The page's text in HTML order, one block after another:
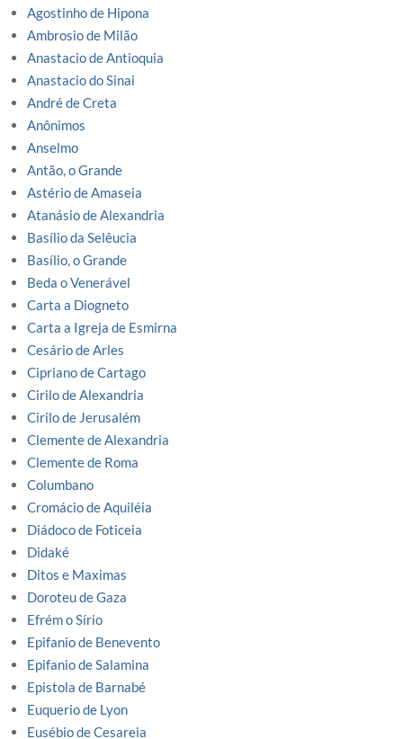
Agostinho de Hipona
Ambrosio de Milão
Anastacio de Antioquia
Anastacio do Sinai
André de Creta
Anônimos
Anselmo
Antão, o Grande
Astério de Amaseia
Atanásio de Alexandria
Basílio da Selêucia
Basílio, o Grande
Beda o Venerável
Carta a Diogneto
Carta a Igreja de Esmirna
Cesário de Arles
Cipriano de Cartago
Cirilo de Alexandria
Cirilo de Jerusalém
Clemente de Alexandria
Clemente de Roma
Columbano
Cromácio de Aquiléia
Diádoco de Foticeia
Didaké
Ditos e Maximas
Doroteu de Gaza
Efrém o Sírio
Epifanio de Benevento
Epifanio de Salamina
Epistola de Barnabé
Euquerio de Lyon
Eusébio de Cesareia